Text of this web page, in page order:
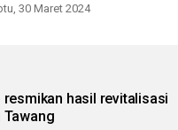
30 Maret 2024
resmikan hasil revitalisasi
Tawang